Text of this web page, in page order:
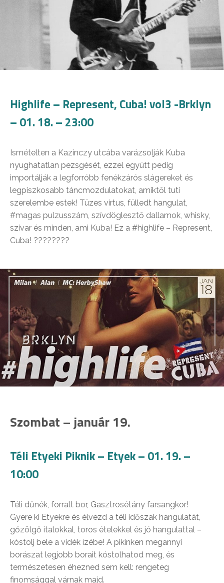
Highlife – Represent, Cuba! vol3 -Brklyn
– 01. 18. – 23:00
Ismételten a Kazinczy utcába varázsolják Kuba
nyughatatlan pezsgését, ezzel együtt pedig
importálják a legforróbb fenékzárós slágereket és
legpiszkosabb táncmozdulatokat, amiktől tuti
szerelembe estek! Tüzes virtus, fülledt hangulat,
#magas pulzusszám, szívdöglesztő dallamok, whisky,
szivar és minden, ami Kuba! Ez a #highlife – Represent,
Cuba! ????????
Szombat – január 19.
Téli Etyeki Piknik – Etyek – 01. 19. –
10:00
Téli dűnék, forralt bor, Gasztrosétány farsangkor!
Gyere ki Etyekre és élvezd a téli időszak hangulatát,
gőzölgő italokkal, toros ételekkel és jó hangulattal –
kóstolj bele a vidék ízébe! A pikinken megannyi
borászat legjobb borait kóstolhatod meg, és
természetesen éhezned sem kell: rengeteg
finomsággal várnak majd.